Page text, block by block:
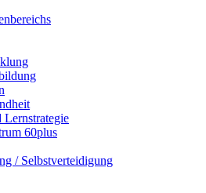
Lernstrategie
60plus
/ Selbstverteidigung